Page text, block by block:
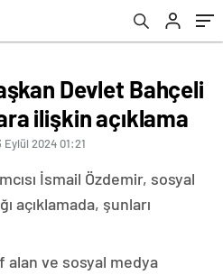
Devlet Bahçeli
ilişkin açıklama
Eylül 2024 01:21
İsmail Özdemir, sosyal
açıklamada, şunları
alan ve sosyal medya